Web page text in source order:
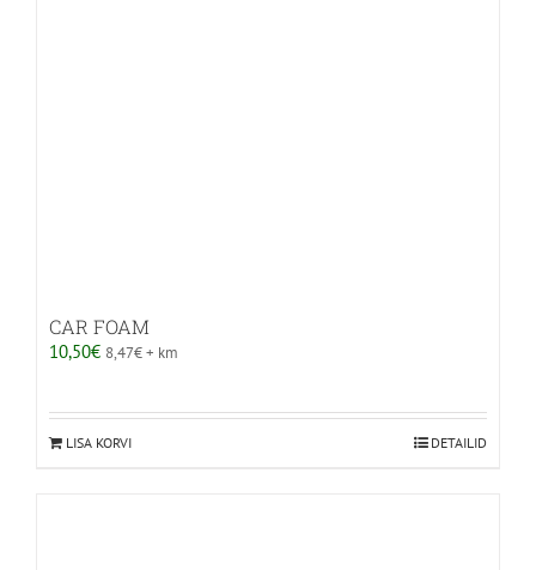
CAR FOAM
10,50€ 8,47€+ km
LISA KORVI DETAILID